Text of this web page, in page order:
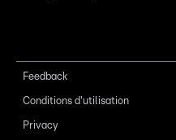
Feedback
Conditions d'utilisation
Privacy